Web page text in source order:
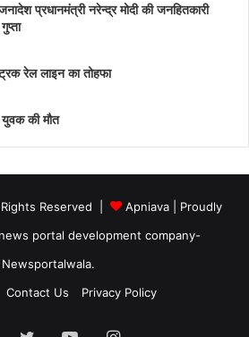
प्रधानमंत्री नरेन्द्र मोदी की जनहितकारी
रेल लाइन का तोहफा
युवक की मौत
Reserved | Apniava| Proudly
portal development company-
Newsportalwala.
Contact Us Privacy Policy